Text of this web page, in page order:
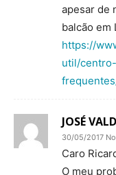
apesar de
balcão em
https://
util/
JOSÉ
30/05/2017
Caro
O meu